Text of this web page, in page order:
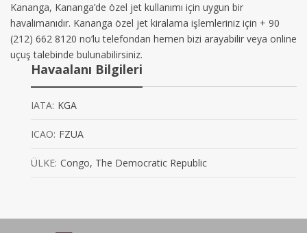
Kananga, Kananga’de özel jet kullanımı için uygun bir
havalimanıdır. Kananga özel jet kiralama işlemleriniz için + 90
(212) 662 8120 no’lu telefondan hemen bizi arayabilir veya online
uçuş talebinde bulunabilirsiniz.
Havaalanı Bilgileri
IATA: KGA
ICAO: FZUA
ÜLKE: Congo, The Democratic Republic